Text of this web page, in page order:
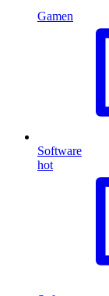
Gamen
Software
hot